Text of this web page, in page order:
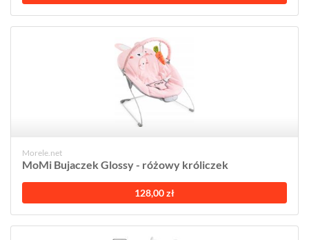
Morele.net
MoMi Bujaczek Glossy - różowy króliczek
128,00 zł